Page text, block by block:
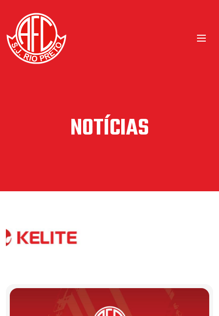
NOTÍCIAS